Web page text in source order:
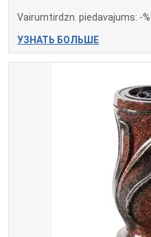
Vairumtirdzn. piedavajums: -%
УЗНАТЬ БОЛЬШЕ